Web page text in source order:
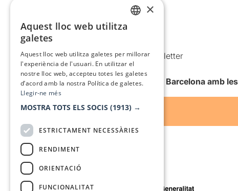
Política de cookies
Condicions d’ús
Comunicacions comercials i Newsletter
Anuncia’t
Vull rebre la newsletter de Teatre Barcelona amb
Amb el suport de
×
Aquest lloc web utilitza
galetes
Aquest lloc web utilitza galetes per millorar
l'experiència de l'usuari. En utilitzar el
nostre lloc web, accepteu totes les galetes
d’acord amb la nostra Política de galetes.
Llegir-ne més
MOSTRA TOTS ELS SOCIS (1913) →
ESTRICTAMENT NECESSÀRIES
RENDIMENT
ORIENTACIÓ
FUNCIONALITAT